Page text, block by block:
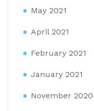
May 2021
April 2021
February 2021
January 2021
November 2020